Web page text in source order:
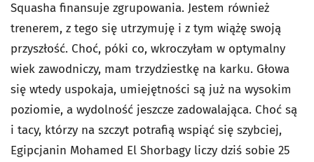
Squasha finansuje zgrupowania. Jestem również
trenerem, z tego się utrzymuję i z tym wiążę swoją
przyszłość. Choć, póki co, wkroczyłam w optymalny
wiek zawodniczy, mam trzydziestkę na karku. Głowa
się wtedy uspokaja, umiejętności są już na wysokim
poziomie, a wydolność jeszcze zadowalająca. Choć są
i tacy, którzy na szczyt potrafią wspiąć się szybciej,
Egipcjanin Mohamed El Shorbagy liczy dziś sobie 25